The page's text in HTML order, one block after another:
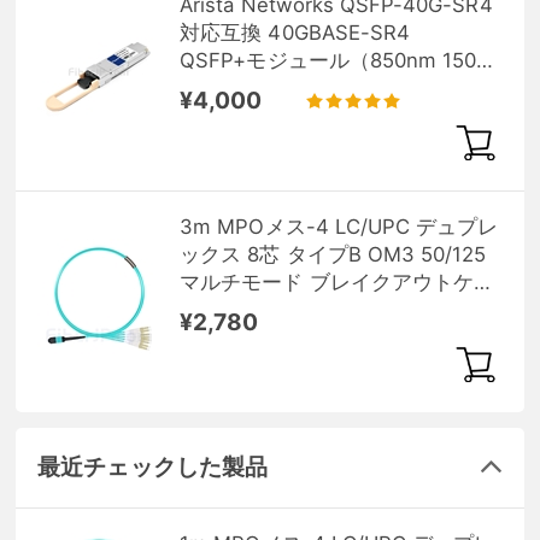
Arista Networks QSFP-40G-SR4
対応互換 40GBASE-SR4
QSFP+モジュール（850nm 150m
MTP/MPO DOM）
¥4,000
3m MPOメス-4 LC/UPC デュプレ
ックス 8芯 タイプB OM3 50/125
マルチモード ブレイクアウトケー
ブル（エリート、LSZH、水色）
¥2,780
最近チェックした製品